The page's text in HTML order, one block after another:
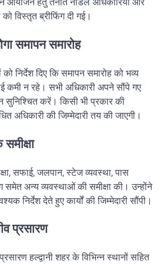
आयोजन हेतु तैनात नोडल अधिकारियों और
विस्तृत ब्रीफिंग दी गई।
समापन समारोह
को निर्देश दिए कि समापन समारोह को भव्य
कमी न रहे। सभी अधिकारी अपने सौंपे गए
सुनिश्चित करें। किसी भी प्रकार की
अधिकारी की जिम्मेदारी तय की जाएगी।
सफाई, जलपान, स्टेज व्यवस्था, पास
समेत अन्य व्यवस्थाओं की समीक्षा की। उन्होंने
निर्देश देते हुए कार्यों की जिम्मेदारी सौंपी।
प्रसारण
हल्द्वानी शहर के विभिन्न स्थानों सहित